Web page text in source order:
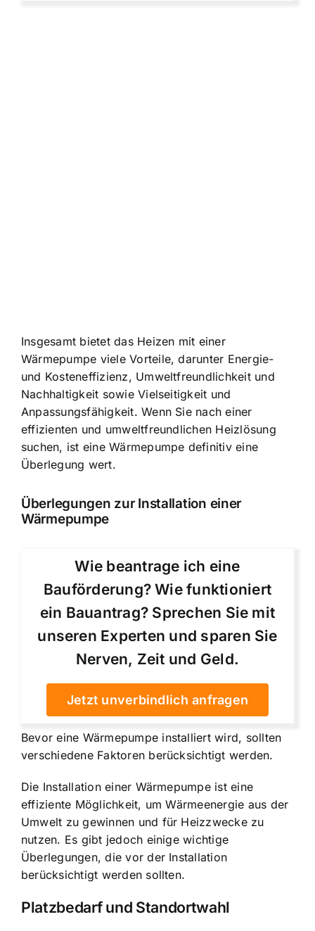
Insgesamt bietet das Heizen mit einer
Wärmepumpe viele Vorteile, darunter Energie-
und Kosteneffizienz, Umweltfreundlichkeit und
Nachhaltigkeit sowie Vielseitigkeit und
Anpassungsfähigkeit. Wenn Sie nach einer
effizienten und umweltfreundlichen Heizlösung
suchen, ist eine Wärmepumpe definitiv eine
Überlegung wert.
Überlegungen zur Installation einer
Wärmepumpe
Wie beantrage ich eine
Bauförderung? Wie funktioniert
ein Bauantrag? Sprechen Sie mit
unseren Experten und sparen Sie
Nerven, Zeit und Geld.
Jetzt unverbindlich anfragen
Bevor eine Wärmepumpe installiert wird, sollten
verschiedene Faktoren berücksichtigt werden.
Die Installation einer Wärmepumpe ist eine
effiziente Möglichkeit, um Wärmeenergie aus der
Umwelt zu gewinnen und für Heizzwecke zu
nutzen. Es gibt jedoch einige wichtige
Überlegungen, die vor der Installation
berücksichtigt werden sollten.
Platzbedarf und Standortwahl